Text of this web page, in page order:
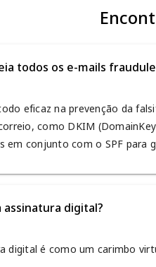
todos os e-mails
eficaz na prevenção da
como DKIM
em conjunto com o SPF para
assinatura digital?
digital é como um carimbo